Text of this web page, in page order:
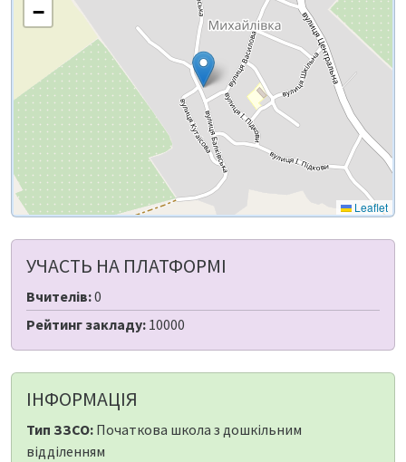
−
Leaflet
УЧАСТЬ НА ПЛАТФОРМІ
Вчителів:0
Рейтинг закладу: 10000
ІНФОРМАЦІЯ
Тип ЗЗСО: Початкова школа з дошкільним
відділенням